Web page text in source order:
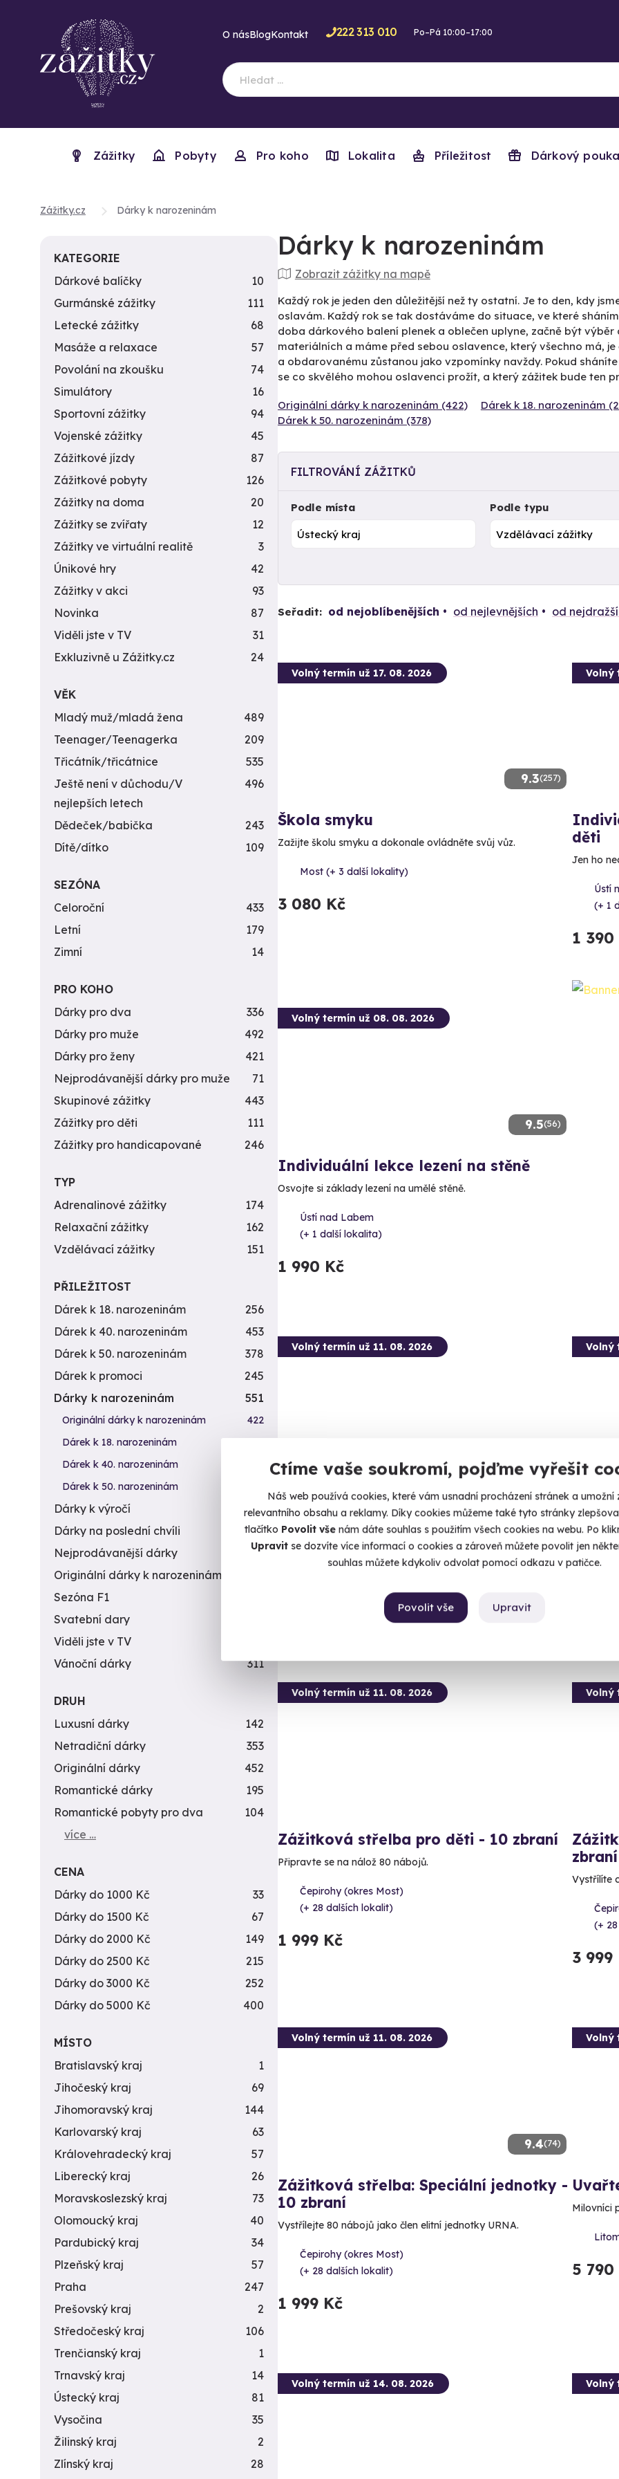
Ctíme vaše soukromí, pojďme vyřešit
Náš web používá cookies, které vám usnadní procházení stránek a umožní
relevantního obsahu a reklamy. Díky cookies můžeme také tyto stránky
tlačítko Povolit vše nám dáte souhlas s použitím všech cookies na webu. Po
Upravitse dozvíte více informací o cookies a zároveň můžete povolit jen
souhlas můžete kdykoliv odvolat pomocí odkazu v patičce.
Upravit
Povolit vše
O násBlogKontakt 222 313 010 Po–Pá 10:00–17:00
Zážitky Pobyty Pro koho Lokalita Příležitost Dárkový
Zážitky.cz Dárky k narozeninám
Dárky k narozeninám
Zobrazit zážitky na mapě
Každý rok je jeden den důležitější než ty ostatní. Je to den, kdy
oslavám. Každý rok se tak dostáváme do situace, ve které
doba dárkového balení plenek a oblečen uplyne, začně být výběr
materiálních a máme před sebou oslavence, který všechno má,
a obdarovanému zůstanou jako vzpomínky navždy. Pokud
se co skvělého mohou oslavenci prožít, a který zážitek bude ten
Originální dárky k narozeninám (422)
Dárek k 18. narozeninám
Dárek k 50. narozeninám (378)
FILTROVÁNÍ ZÁŽITKŮ
Podle místa Podle typu
Seřadit: od nejoblíbenějších od nejlevnějších od
9.3(257)
Volný termín už 17. 08. 2026
Škola smyku
Zažijte školu smyku a dokonale ovládněte svůj vůz.
Most (+ 3 další lokality)
3 080 Kč
Volný
děti
Jen ho
Ústí
(+ 1
1 390
9.5(56)
Volný termín už 08. 08. 2026
Individuální lekce lezení na stěně
Osvojte si základy lezení na umělé stěně.
Ústí nad Labem
(+ 1 další lokalita)
1 990 Kč
Volný termín už 11. 08. 2026
Zážitková střelba: Malorážky - 9
zbraní
Vystřílíte celkem 72 nábojů!
Čepirohy (okres Most)
Volný
zbraní
Nálož
Volný termín už 11. 08. 2026
Zážitková střelba pro děti - 10 zbraní
Připravte se na nálož 80 nábojů.
Čepirohy (okres Most)
(+ 28 dalších lokalit)
1 999 Kč
Volný
zbraní
Vystřílíte
(+
3 999
9.4(74)
Volný termín už 11. 08. 2026
Zážitková střelba: Speciální jednotky -
10 zbraní
Vystřílejte 80 nábojů jako člen elitní jednotky URNA.
Čepirohy (okres Most)
(+ 28 dalších lokalit)
1 999 Kč
Volný
Milovníci
5 790
Volný termín už 14. 08. 2026 Volný
KATEGORIE
Dárkové balíčky
10
Gurmánské zážitky
111
Letecké zážitky
68
Masáže a relaxace
57
Povolání na zkoušku
74
Simulátory
16
Sportovní zážitky
94
Vojenské zážitky
45
Zážitkové jízdy
87
Zážitkové pobyty
126
Zážitky na doma
20
Zážitky se zvířaty
12
Zážitky ve virtuální realitě
3
Únikové hry
42
Zážitky v akci
93
Novinka
87
Viděli jste v TV
31
Exkluzivně u Zážitky.cz
24
VĚK
Mladý muž/mladá žena
489
Teenager/Teenagerka
209
Třicátník/třicátnice
535
Ještě není v důchodu/V
nejlepších letech
496
Dědeček/babička
243
Dítě/dítko
109
SEZÓNA
Celoroční
433
Letní
179
Zimní
14
PRO KOHO
Dárky pro dva
336
Dárky pro muže
492
Dárky pro ženy
421
Nejprodávanější dárky pro muže
71
Skupinové zážitky
443
Zážitky pro děti
111
Zážitky pro handicapované
246
TYP
Adrenalinové zážitky
174
Relaxační zážitky
162
Vzdělávací zážitky
151
PŘILEŽITOST
Dárek k 18. narozeninám
256
Dárek k 40. narozeninám
453
Dárek k 50. narozeninám
378
Dárek k promoci
245
Dárky k narozeninám
551
Originální dárky k narozeninám
422
Dárek k 18. narozeninám
256
Dárek k 40. narozeninám
Dárek k 50. narozeninám
Dárky k výročí
294
Dárky na poslední chvíli
450
Nejprodávanější dárky
56
Originální dárky k narozeninám
Sezóna F1
Svatební dary
Viděli jste v TV
Vánoční dárky
311
DRUH
Luxusní dárky
142
Netradiční dárky
353
Originální dárky
452
Romantické dárky
195
Romantické pobyty pro dva
104
více …
CENA
Dárky do 1000 Kč
33
Dárky do 1500 Kč
67
Dárky do 2000 Kč
149
Dárky do 2500 Kč
215
Dárky do 3000 Kč
252
Dárky do 5000 Kč
400
MÍSTO
Bratislavský kraj
1
Jihočeský kraj
69
Jihomoravský kraj
144
Karlovarský kraj
63
Královehradecký kraj
57
Liberecký kraj
26
Moravskoslezský kraj
73
Olomoucký kraj
40
Pardubický kraj
34
Plzeňský kraj
57
Praha
247
Prešovský kraj
2
Středočeský kraj
106
Trenčianský kraj
1
Trnavský kraj
14
Ústecký kraj
81
Vysočina
35
Žilinský kraj
2
Zlínský kraj
28